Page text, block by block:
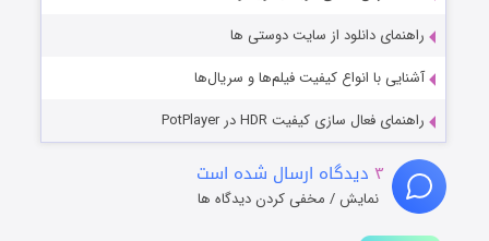
راهنمای دانلود از سایت دوستی ها
آشنایی با انواع کیفیت فیلم‌ها و سریال‌ها
راهنمای فعال سازی کیفیت HDR در PotPlayer
۳ دیدگاه ارسال شده است
نمایش / مخفی کردن دیدگاه ها